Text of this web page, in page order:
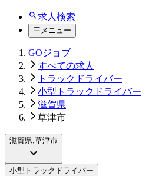
求人検索
メニュー
GOジョブ
すべての求人
トラックドライバー
小型トラックドライバー
滋賀県
草津市
滋賀県,草津市
小型トラックドライバー